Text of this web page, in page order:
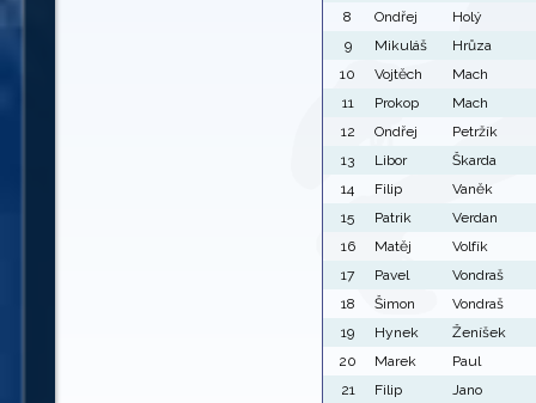
8
Ondřej
Holý
9
Mikuláš
Hrůza
10
Vojtěch
Mach
11
Prokop
Mach
12
Ondřej
Petržík
13
Libor
Škarda
14
Filip
Vaněk
15
Patrik
Verdan
16
Matěj
Volfík
17
Pavel
Vondraš
18
Šimon
Vondraš
19
Hynek
Ženíšek
20
Marek
Paul
21
Filip
Jano